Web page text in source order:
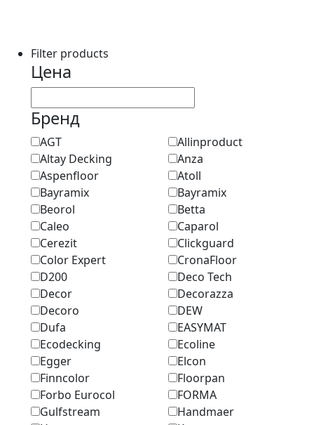
Filter products
Цена
Бренд
AGT
Allinproduct
Altay Decking
Anza
Aspenfloor
Atoll
Bayramix
Bayramix
Beorol
Betta
Caleo
Caparol
Cerezit
Clickguard
Color Expert
CronaFloor
D200
Deco Tech
Decor
Decorazza
Decoro
DEW
Dufa
EASYMAT
Ecodecking
Ecoline
Egger
Elcon
Finncolor
Floorpan
Forbo Eurocol
FORMA
Gulfstream
Handmaer